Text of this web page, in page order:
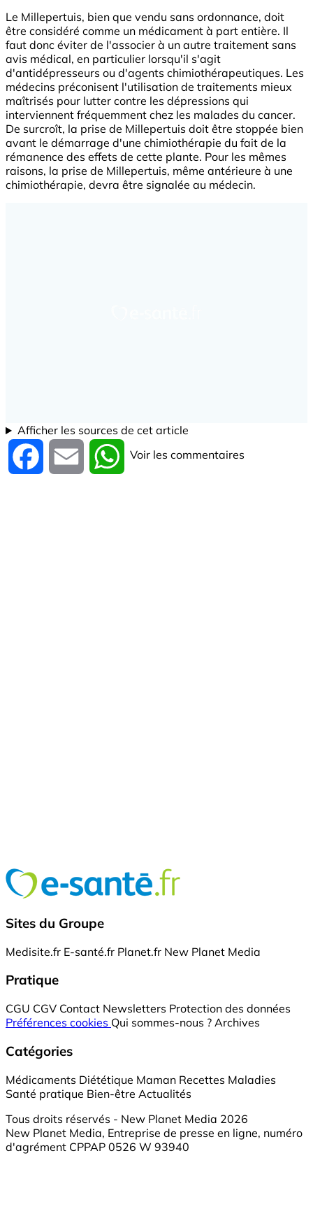
Le Millepertuis, bien que vendu sans ordonnance, doit
être considéré comme un médicament à part entière. Il
faut donc éviter de l'associer à un autre traitement sans
avis médical, en particulier lorsqu'il s'agit
d'antidépresseurs ou d'agents chimiothérapeutiques. Les
médecins préconisent l'utilisation de traitements mieux
maîtrisés pour lutter contre les dépressions qui
interviennent fréquemment chez les malades du cancer.
De surcroît, la prise de Millepertuis doit être stoppée bien
avant le démarrage d'une chimiothérapie du fait de la
rémanence des effets de cette plante. Pour les mêmes
raisons, la prise de Millepertuis, même antérieure à une
chimiothérapie, devra être signalée au médecin.
Afficher les sources de cet article
Facebook Email WhatsApp
Voir les commentaires
Sites du Groupe
Medisite.fr E-santé.fr Planet.fr New Planet Media
Pratique
CGU CGV Contact Newsletters Protection des données
Préférences cookies Qui sommes-nous ? Archives
Catégories
Médicaments Diététique Maman Recettes Maladies
Santé pratique Bien-être Actualités
Tous droits réservés - New Planet Media 2026
New Planet Media, Entreprise de presse en ligne, numéro
d'agrément CPPAP 0526 W 93940